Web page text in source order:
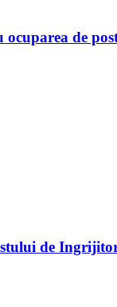
de
de